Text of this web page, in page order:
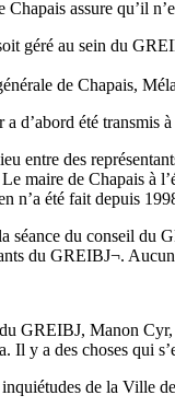
Chapais assure qu’il
géré au sein du
de Chapais,
a d’abord été
entre des
maire de Chapais à
n’a été fait depuis
séance du conseil du
du GREIBJ¬.
GREIBJ, Manon
Il y a des choses qui
de la Ville